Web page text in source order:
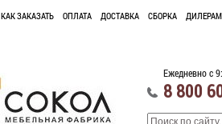
КАК ЗАКАЗАТЬ ОПЛАТА ДОСТАВКА СБОРКА ДИЛЕРАМ
Ежедневно с
8 800